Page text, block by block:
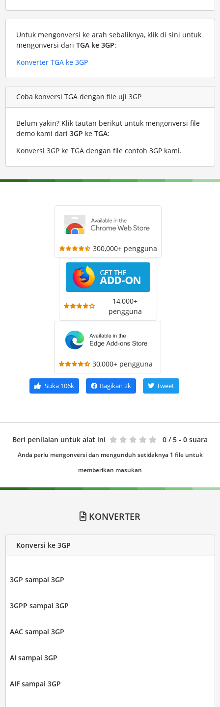
Untuk mengonversi ke arah sebaliknya, klik di sini untuk
mengonversi dari TGA ke 3GP:
Konverter TGA ke 3GP
Coba konversi TGA dengan file uji 3GP
Belum yakin? Klik tautan berikut untuk mengonversi file
demo kami dari 3GP ke TGA:
Konversi 3GP ke TGA dengan file contoh 3GP kami.
300,000+ pengguna
14,000+
pengguna
30,000+ pengguna
Suka106k Bagikan 2k Tweet
Beri penilaian untuk alat ini 0 / 5 - 0 suara
Anda perlu mengonversi dan mengunduh setidaknya 1 file untuk
memberikan masukan
KONVERTER
Konversi ke 3GP
3GP sampai 3GP
3GPP sampai 3GP
AAC sampai 3GP
AI sampai 3GP
AIF sampai 3GP